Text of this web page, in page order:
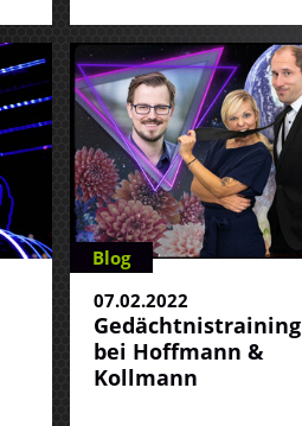
Blog
07.02.2022
Gedächtnistraining
bei Hoffmann &
Kollmann